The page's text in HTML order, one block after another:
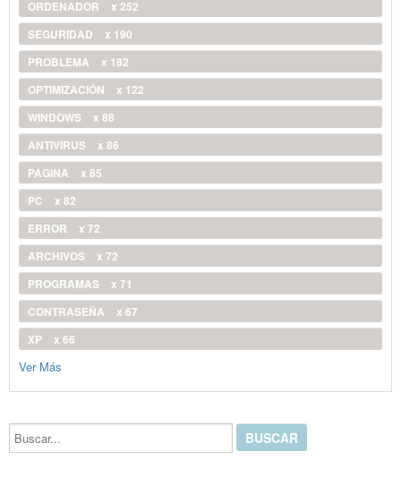
ORDENADOR
x 252
SEGURIDAD
x 190
PROBLEMA
x 182
OPTIMIZACIÓN
x 122
WINDOWS
x 88
ANTIVIRUS
x 86
PAGINA
x 85
PC
x 82
ERROR
x 72
ARCHIVOS
x 72
PROGRAMAS
x 71
CONTRASEÑA
x 67
XP
x 66
Ver Más
Buscar...